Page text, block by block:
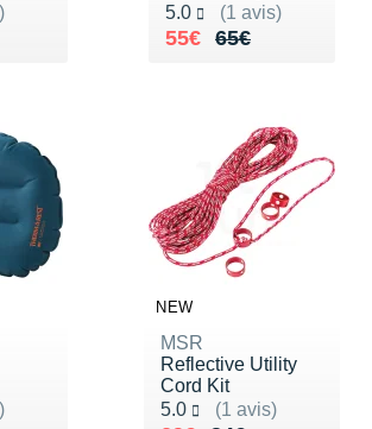
5.0
(1 avis)
Noté 5.0 sur 5
65€
Au lieu de 65€
55€
Vendu 55€
NEW
MSR
Reflective Utility
Cord Kit
5.0
(1 avis)
Noté 5.0 sur 5